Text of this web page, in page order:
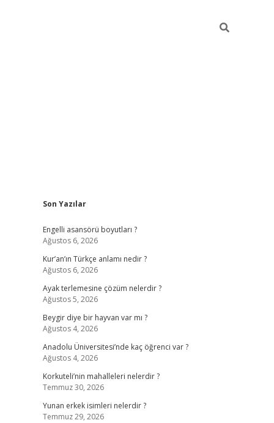
Sidebar
Son Yazılar
Engelli asansörü boyutları ?
Ağustos 6, 2026
Kur’an’ın Türkçe anlamı nedir ?
Ağustos 6, 2026
Ayak terlemesine çözüm nelerdir ?
Ağustos 5, 2026
Beygir diye bir hayvan var mı ?
Ağustos 4, 2026
Anadolu Üniversitesi’nde kaç öğrenci var ?
Ağustos 4, 2026
Korkuteli’nin mahalleleri nelerdir ?
Temmuz 30, 2026
Yunan erkek isimleri nelerdir ?
Temmuz 29, 2026